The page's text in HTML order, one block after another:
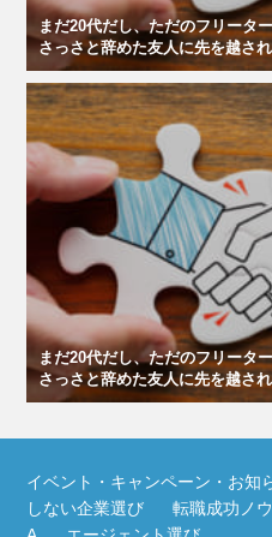
まだ20代だし、ただのフリータ
さっさと辞めた友人に先を越さ
まだ20代だし、ただのフリータ
さっさと辞めた友人に先を越さ
イベント・キャンペーン・お知
しない企業選び
転職成功ノ